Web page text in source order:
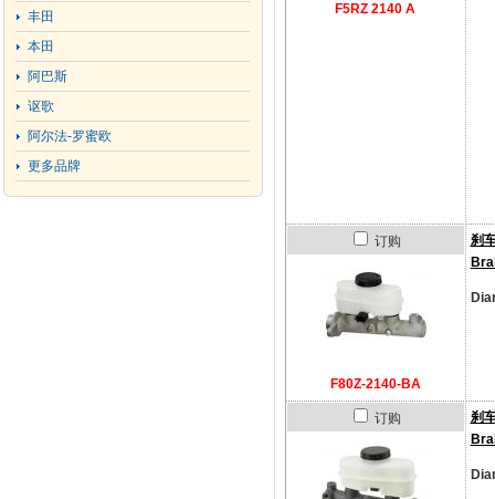
F5RZ 2140 A
订购
F80Z-2140-BA
刹
订购
刹
丰田
本田
阿巴斯
讴歌
阿尔法-罗蜜欧
更多品牌